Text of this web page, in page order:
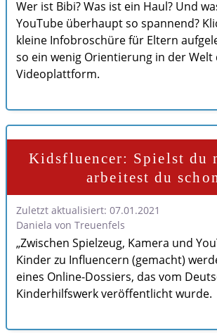
Wer ist Bibi? Was ist ein Haul? Und
YouTube überhaupt so spannend?
kleine Infobroschüre für Eltern
so ein wenig Orientierung in der
Videoplattform.
Kidsfluencer: Spielst du
arbeitest du
Zuletzt aktualisiert: 07.01.2021
Daniela von Treuenfels
„Zwischen Spielzeug, Kamera und
Kinder zu Influencern (gemacht)
eines Online-Dossiers, das vom
Kinderhilfswerk veröffentlicht wurde.